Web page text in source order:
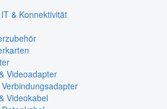
& Konnektivität
Videoadapter
Verbindungsadapter
Videokabel